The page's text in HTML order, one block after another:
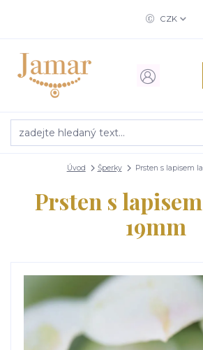
CZK
Úvod Šperky Prsten s lapisem
Prsten s
19mm